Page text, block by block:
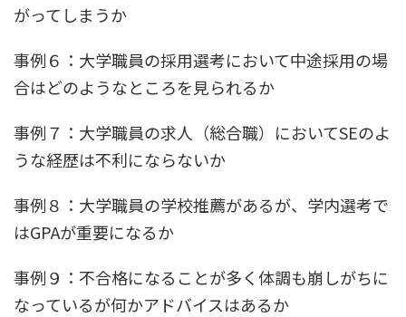
がってしまうか
事例６：大学職員の採用選考において中途採用の場
合はどのようなところを見られるか
事例７：大学職員の求人（総合職）においてSEのよ
うな経歴は不利にならないか
事例８：大学職員の学校推薦があるが、学内選考で
はGPAが重要になるか
事例９：不合格になることが多く体調も崩しがちに
なっているが何かアドバイスはあるか